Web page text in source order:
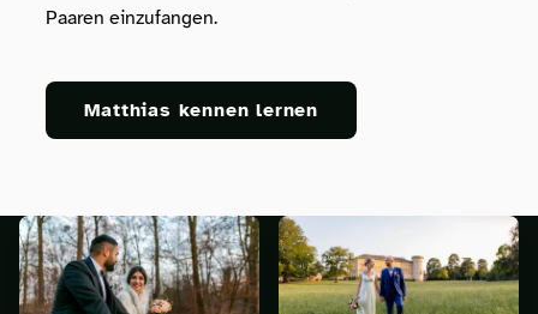
Paaren einzufangen.
Matthias kennen lernen